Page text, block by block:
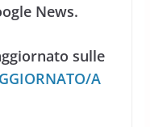
News.
sulle
A